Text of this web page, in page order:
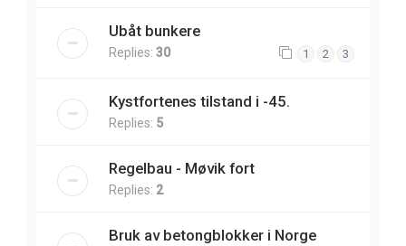
Ubåt bunkere
Replies: 30 1 2 3
Kystfortenes tilstand i -45.
Replies: 5
Regelbau - Møvik fort
Replies: 2
Bruk av betongblokker i Norge